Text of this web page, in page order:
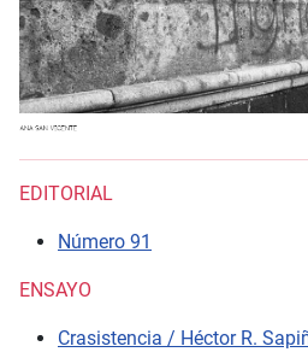
EDITORIAL
Número 91
ENSAYO
Crasistencia / Héctor R.